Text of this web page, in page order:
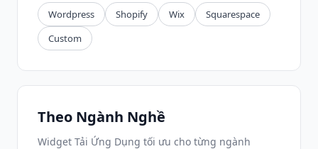
Wordpress Shopify Wix
Squarespace
Custom
Theo Ngành Nghề
Widget Tải Ứng Dụng tối ưu cho từng ngành